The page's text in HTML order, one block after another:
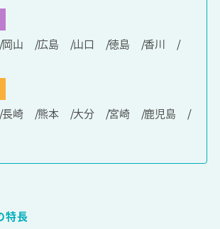
岡山 広島 山口 徳島
香川
長崎 熊本 大分 宮崎
鹿児島
特長